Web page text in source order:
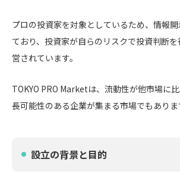
プロの投資家を対象としているため、情報
ており、投資家が自らのリスクで投資判断
営されています。
TOKYO PRO Marketは、流動性が他市場に
長可能性のある企業が集まる市場でもありま
設立の背景と目的